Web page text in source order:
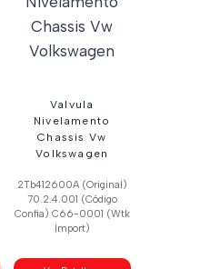
Valvula
Nivelamento
Chassis Vw
Volkswagen
2Tb412600A (Original)
70.2.4.001 (Código
Confia) C66-0001 (Wtk
Import)